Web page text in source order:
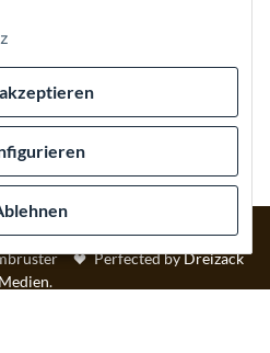
USt., inkl.Versand
Perfected byDreizack
Medien.